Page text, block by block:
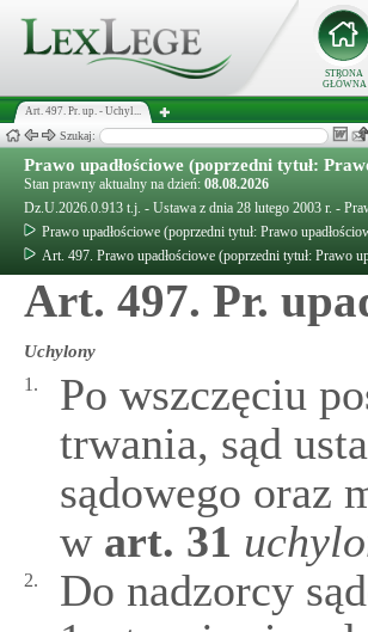
STRONA
GŁÓWNA
Art. 497. Pr. up. - Uchyl...
Szukaj:
Prawo upadłościowe (poprzedni tytuł:
Stan prawny aktualny na dzień: 08.08.2026
Dz.U.2026.0.913 t.j. - Ustawa z dnia 28 lutego 2003 r. -
Prawo upadłościowe (poprzedni tytuł: Prawo
Art. 497. Prawo upadłościowe (poprzedni tytuł: Prawo
Art. 497. Pr.
Uchylony
1.
Po wszczęciu
trwania, sąd
sądowego oraz
wart. 31
2.
Do nadzorcy